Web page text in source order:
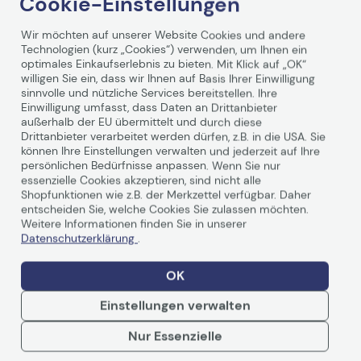
Seiten-Phaser 7400
Technische Daten
Allgemein
Hersteller
Xerox
Herst. Art. Nr.
EAN
0095205723731
Hauptmerkmale
Produktbeschreibung
Xerox - High Capacity -
Schwarz - Original -
Weiterlesen
Wir möchten auf unserer Website Cookies und andere
Technologien (kurz „Cookies“) verwenden, um Ihnen ein
optimales Einkaufserlebnis zu bieten. Mit Klick auf „OK“
willigen Sie ein, dass wir Ihnen auf Basis Ihrer Einwilligung
sinnvolle und nützliche Services bereitstellen. Ihre
Einwilligung umfasst, dass Daten an Drittanbieter
außerhalb der EU übermittelt und durch diese
Drittanbieter verarbeitet werden dürfen, z.B. in die USA. Sie
können Ihre Einstellungen verwalten und jederzeit auf Ihre
persönlichen Bedürfnisse anpassen. Wenn Sie nur
essenzielle Cookies akzeptieren, sind nicht alle
Shopfunktionen wie z.B. der Merkzettel verfügbar. Daher
entscheiden Sie, welche Cookies Sie zulassen möchten.
Weitere Informationen finden Sie in unserer
Datenschutzerklärung .
OK
Einstellungen verwalten
Nur Essenzielle